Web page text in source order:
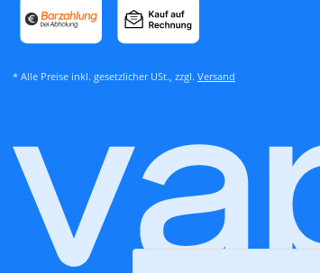
* Alle Preise inkl. gesetzlicher USt., zzgl. Versand